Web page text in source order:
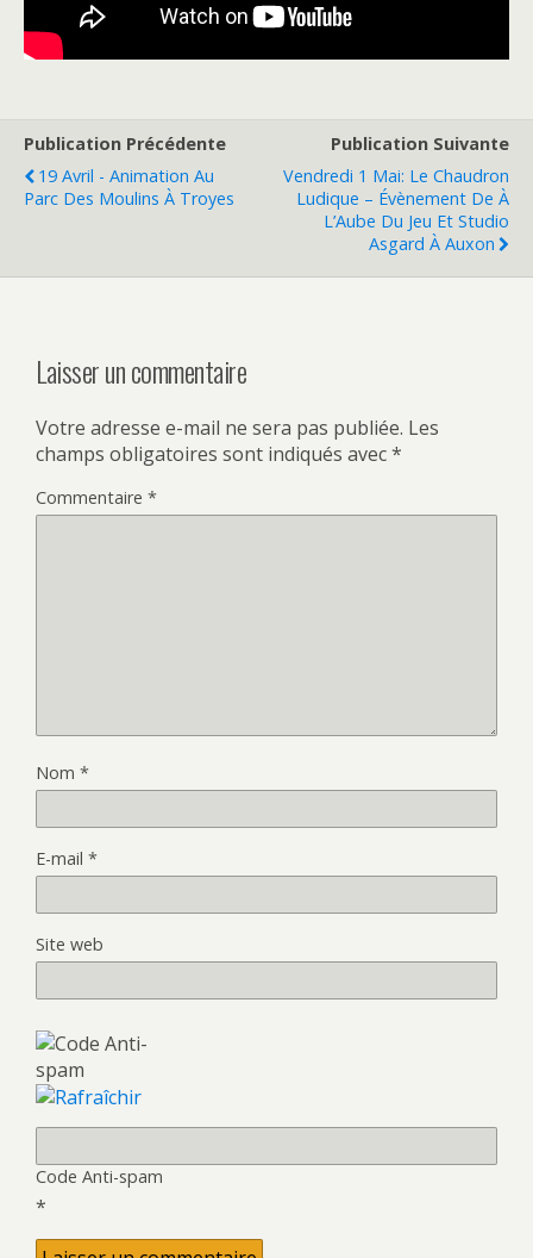
Publication Précédente
19 Avril - Animation Au
Parc Des Moulins À Troyes
Publication Suivante
Vendredi 1 Mai: Le Chaudron
Ludique – Évènement De À
L’Aube Du Jeu Et Studio
Asgard À Auxon
Laisser un commentaire
Votre adresse e-mail ne sera pas publiée. Les
champs obligatoires sont indiqués avec*
Commentaire *
Nom *
E-mail *
Site web
Code Anti-spam
*